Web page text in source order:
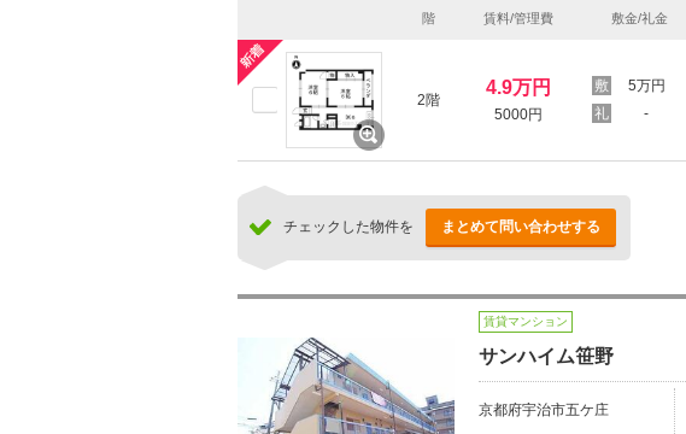
階 賃料/管理費 敷金/礼金
2階
4.9万円
5000円
5万円
-
チェックした物件を まとめて問い合わせする
賃貸マンション
サンハイム笹野
京都府宇治市五ケ庄